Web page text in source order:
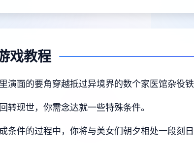
戏教程
演面的要角穿越抵过异境界的数个家医馆杂役铁
转现世，你需念达就一些特殊条件。
条件的过程中， 你将与美女们朝夕相处一段刻日